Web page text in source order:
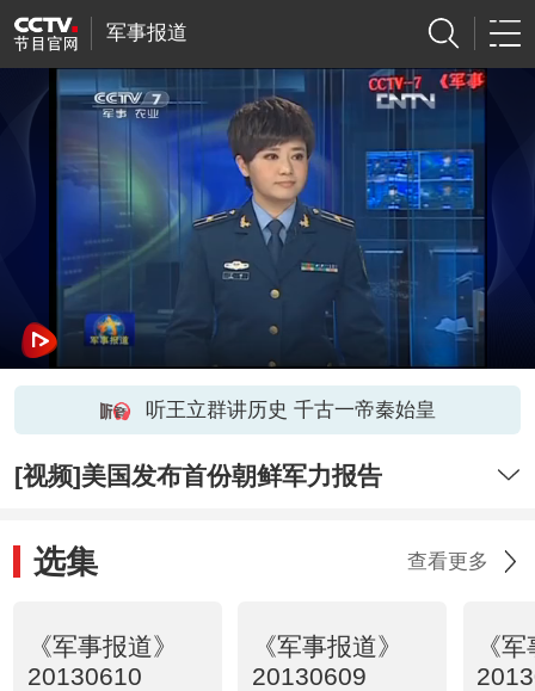
军事报道
听王立群讲历史 千古一帝秦始皇
[视频]美国发布首份朝鲜军力报告
选集 查看更多
《军事报道》
20130610
《军事报道》
20130609
《